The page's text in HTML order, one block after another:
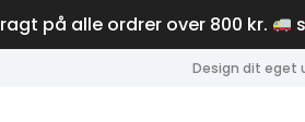
på alle ordrer over 800 kr.
Design dit eget